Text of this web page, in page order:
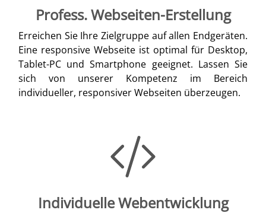
Profess. Webseiten-Erstellung
Erreichen Sie Ihre Zielgruppe auf allen Endgeräten.
Eine responsive Webseite ist optimal für Desktop,
Tablet-PC und Smartphone geeignet. Lassen Sie
sich von unserer Kompetenz im Bereich
individueller, responsiver Webseiten überzeugen.
Individuelle Webentwicklung